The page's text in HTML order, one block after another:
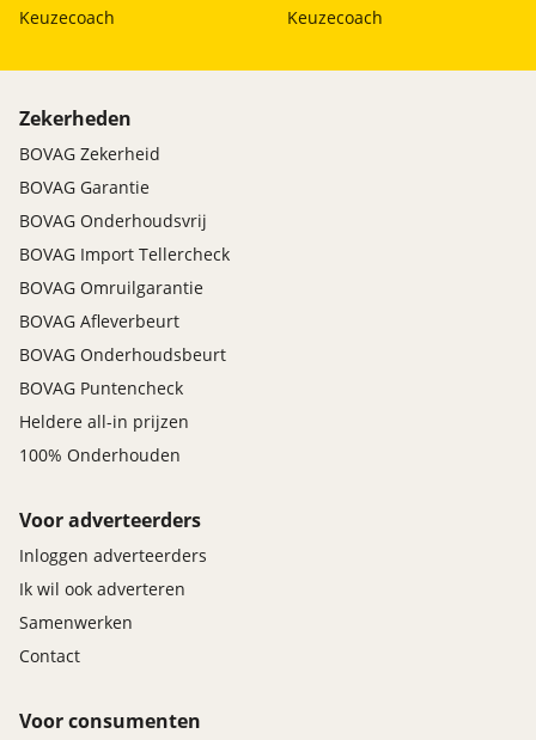
Keuzecoach
Keuzecoach
Zekerheden
BOVAG Zekerheid
BOVAG Garantie
BOVAG Onderhoudsvrij
BOVAG Import Tellercheck
BOVAG Omruilgarantie
BOVAG Afleverbeurt
BOVAG Onderhoudsbeurt
BOVAG Puntencheck
Heldere all-in prijzen
100% Onderhouden
Voor adverteerders
Inloggen adverteerders
Ik wil ook adverteren
Samenwerken
Contact
Voor consumenten